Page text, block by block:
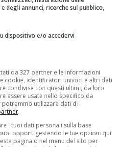
, l’acquisto di un
500 euro in 3 anni
sulle strisce blu.
veicoli “ . Ci sono
Altre regioni
.
si rivelano più
anche le scarse
attirare
degli annunci, ricerche sul pubblico,
dispositivo e/o accedervi
da 327 partner e le informazioni
cookie, identificatori univoci e altri dati
condivise con questi ultimi, da loro
essere usate nello specifico da
utilizzare dati di
.
i tuoi dati personali sulla base
opporti gestendo le tue opzioni qui
pagina o nel menu del sito per